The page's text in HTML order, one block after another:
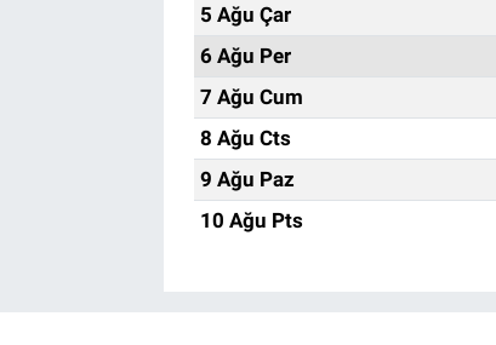
5 Ağu Çar
6 Ağu Per
7 Ağu Cum
8 Ağu Cts
9 Ağu Paz
10 Ağu Pts